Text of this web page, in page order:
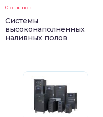
0 отзывов
Системы
высоконаполненных
наливных полов